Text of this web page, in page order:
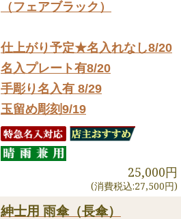
（フェアブラック）
仕上がり予定★名入れなし8/20
名入プレート有8/20
手彫り名入有 8/29
玉留め彫刻9/19
25,000円
(消費税込:27,500円)
紳士用 雨傘（長傘）